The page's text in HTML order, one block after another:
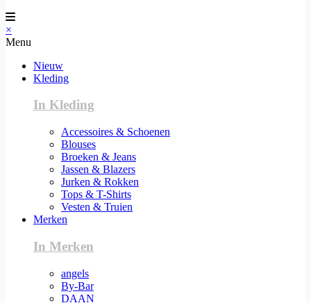
×
Menu
Nieuw
Kleding
In Kleding
Accessoires & Schoenen
Blouses
Broeken & Jeans
Jassen & Blazers
Jurken & Rokken
Tops & T-Shirts
Vesten & Truien
Merken
In Merken
angels
By-Bar
DAAN